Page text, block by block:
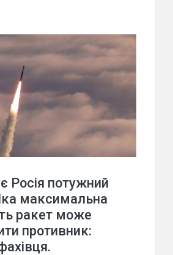
Росія потужний
максимальна
ракет може
противник: